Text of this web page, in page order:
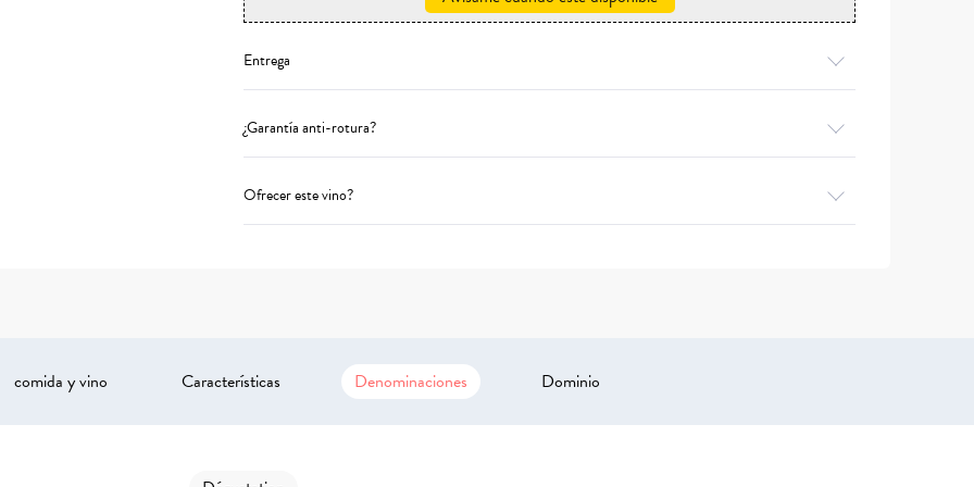
Entrega
¿Garantía anti-rotura?
Ofrecer este vino?
comida y vino Características Denominaciones Dominio